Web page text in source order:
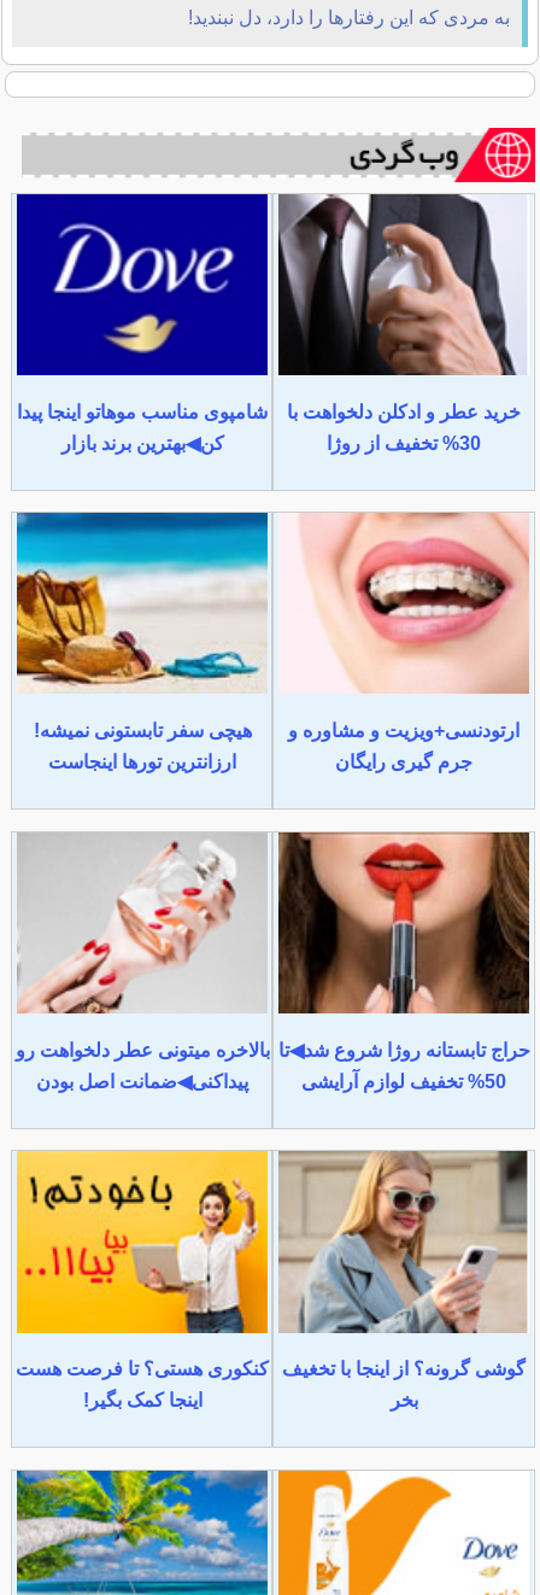
به مردی که این رفتارها را دارد، دل نبندید!
خرید عطر و ادکلن دلخواهت با
30% تخفیف از روژا
شامپوی مناسب موهاتو اینجا پیدا
کن◀بهترین برند بازار
ارتودنسی+ویزیت و مشاوره و
جرم گیری رایگان
هیچی سفر تابستونی نمیشه!
ارزانترین تورها اینجاست
حراج تابستانه روژا شروع شد◀تا
50% تخفیف لوازم آرایشی
بالاخره میتونی عطر دلخواهت رو
پیداکنی◀ضمانت اصل بودن
گوشی گرونه؟ از اینجا با تخغیف
بخر
کنکوری هستی؟ تا فرصت هست
اینجا کمک بگیر!